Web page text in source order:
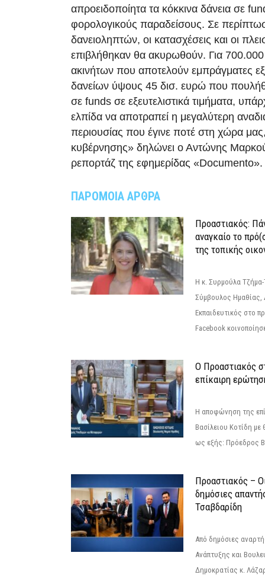
απροειδοποίητα τα κόκκινα δάνεια σε
φορολογικούς παραδείσους. Σε
δανειοληπτών, οι κατασχέσεις και οι
επιβλήθηκαν θα ακυρωθούν. Για 700.000
ακινήτων που αποτελούν εμπράγματες
δανείων ύψους 45 δισ. ευρώ που
σε funds σε εξευτελιστικά τιμήματα,
ελπίδα να αποτραπεί η μεγαλύτερη
περιουσίας που έγινε ποτέ στη χώρα
κυβέρνησης» δηλώνει ο Αντώνης
ρεπορτάζ της εφημερίδας «Documento».
ΠΑΡΟΜΟΙΑ ΑΡΘΡΑ
Προαστιακός:
αναγκαίο το
της τοπικής
Η κ. Συρμούλα
Σύμβουλος Ημαθίας,
Εκπαιδευτικός στο
Facebook
Ο Προαστιακός
επίκαιρη
Η αποφώνηση της
Βασίλειου Κοτίδη με
ως εξής: Πρόεδρος
Προαστιακός –
δημόσιες
Τσαβδαρίδη
Από δημόσιες
Ανάπτυξης και
Δημοκρατίας κ.